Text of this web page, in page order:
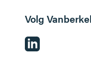
Volg